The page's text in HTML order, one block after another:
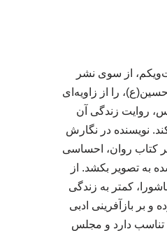
از سوی نشر
را از زاویه‌ای
راوی کتاب «عقاب»، اسب حضرت علی‌اکبر(ع)، است که در قالب ۱۰ مجلس، روایت زندگی آن
نویسنده در نگارش
کتاب روان، احساسی
به تصویر بکشد. از
کمتر به زندگی
بر بازآفرینی ادبی
دهه نخست محرم تناسب دارد و مجلس